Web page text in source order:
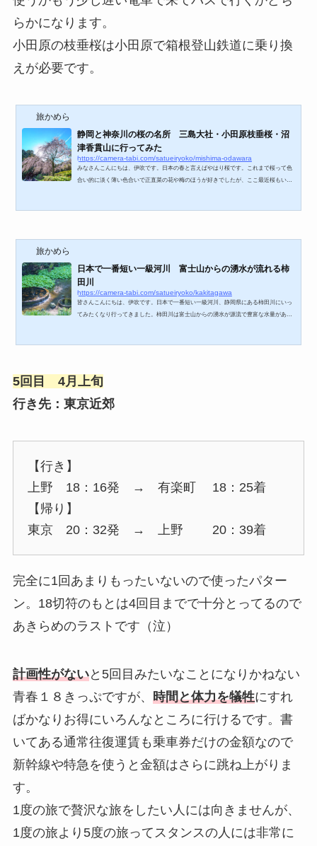
らかになります。
小田原の枝垂桜は小田原で箱根登山鉄道に乗り換
えが必要です。
旅かめら
静岡と神奈川の桜の名所 三島大社・小田原枝垂桜・沼
津香貫山に行ってみた
https://camera-tabi.com/satueiryoko/mishima-odawara
みなさんこんにちは、伊吹です。日本の春と言えばやはり桜です。これまで桜って色
合い的に淡く薄い色合いで正直菜の花や梅のほうが好きでしたが、ここ最近桜もいい
すみません嘘です、ほぼ蕾の桜です（泣）この五重...
旅かめら
日本で一番短い一級河川 富士山からの湧水が流れる柿
田川
https://camera-tabi.com/satueiryoko/kakitagawa
皆さんこんにちは、伊吹です。日本で一番短い一級河川、静岡県にある柿田川にいっ
てみたくなり行ってきました。柿田川は富士山からの湧水が源流で豊富な水量があ
と思います。ここで湧水がたくさん湧き出ている...
5回目 4月上旬
行き先：東京近郊
【行き】
上野 18：16発 → 有楽町 18：25着
【帰り】
東京 20：32発 → 上野 20：39着
完全に1回あまりもったいないので使ったパター
ン。18切符のもとは4回目までで十分とってるので
あきらめのラストです（泣）
計画性がないと5回目みたいなことになりかねない
青春１８きっぷですが、 時間と体力を犠牲にすれ
ばかなりお得にいろんなところに行けるです。書
いてある通常往復運賃も乗車券だけの金額なので
新幹線や特急を使うと金額はさらに跳ね上がりま
す。
1度の旅で贅沢な旅をしたい人には向きませんが、
1度の旅より5度の旅ってスタンスの人には非常に